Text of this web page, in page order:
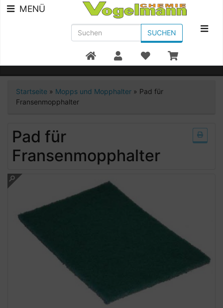
Beratung +49 7951/91300
MENÜ
SUCHEN
Startseite » Mopps und Mopphalter » Pad für
Fransenmopphalter
Pad für
Fransenmopphalter